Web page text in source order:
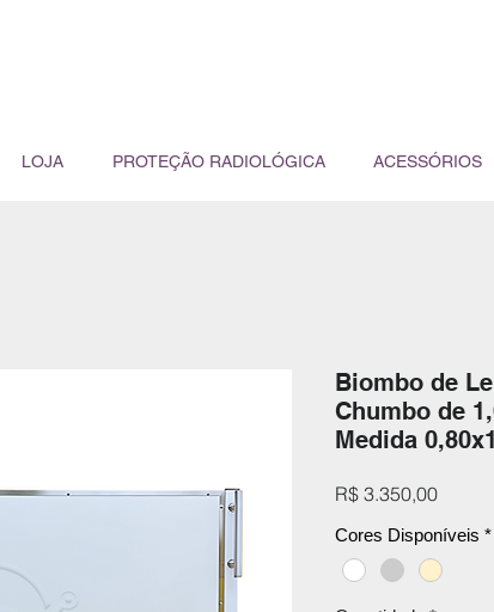
LOJA PROTEÇÃO RADIOLÓGICA ACESSÓRIOS
Biombo de
Chumbo de
Medida
R$ 3.350,00Preço
Cores Disponíveis *